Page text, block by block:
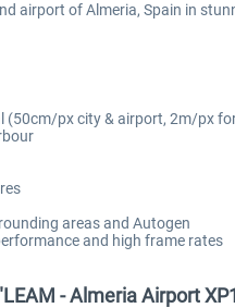
airport of Almeria, Spain in
(50cm/px city & airport, 2m/px
areas and Autogen
and high frame rates
- Almeria Airport